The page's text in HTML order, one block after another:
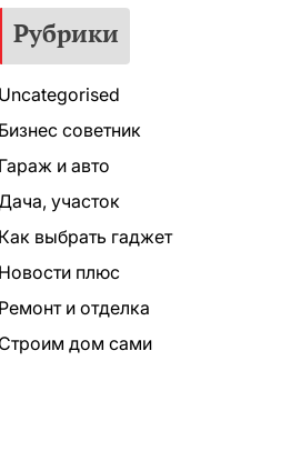
Рубрики
Uncategorised
Бизнес советник
Гараж и авто
участок
Как выбрать гаджет
Новости плюс
Ремонт и отделка
Строим дом сами